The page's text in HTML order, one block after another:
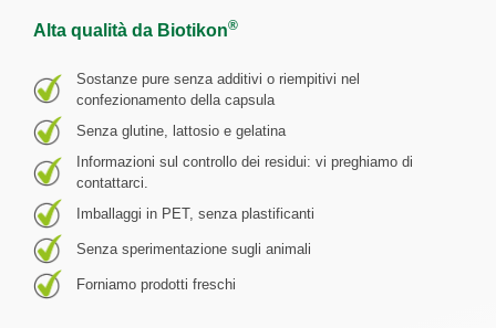
Alta qualità da Biotikon®
Sostanze pure senza additivi o riempitivi nel
confezionamento della capsula
Senza glutine, lattosio e gelatina
Informazioni sul controllo dei residui: vi preghiamo di
contattarci.
Imballaggi in PET, senza plastificanti
Senza sperimentazione sugli animali
Forniamo prodotti freschi